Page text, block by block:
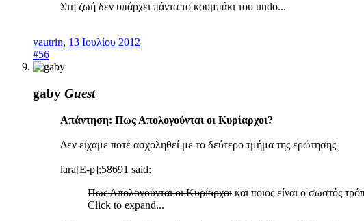
Στη ζωή δεν υπάρχει πάντα το κουμπάκι του undo...
vautrin, 13 Ιουλίου 2012
#56
gaby Guest
Απάντηση: Πως Απολογούνται οι Κυρίαρχοι?
Δεν είχαμε ποτέ ασχοληθεί με το δεύτερο τμήμα της ερώτησης
lara[E-p];58691 said:
Πως Απολογούνται οι Κυρίαρχοι και ποιος είναι ο σωστός
Click to expand...